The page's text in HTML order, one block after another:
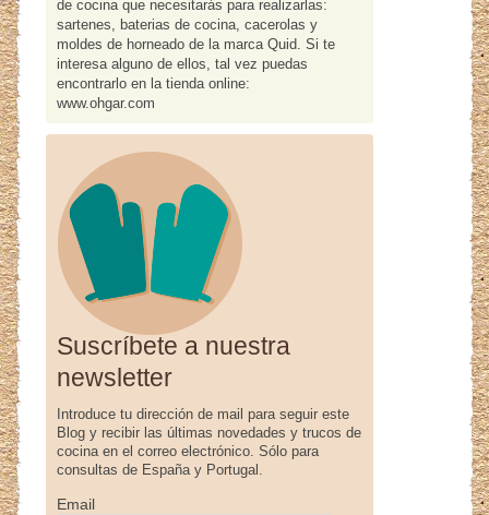
de cocina que necesitarás para realizarlas:
sartenes, baterias de cocina, cacerolas y
moldes de horneado de la marca Quid. Si te
interesa alguno de ellos, tal vez puedas
encontrarlo en la tienda online:
www.ohgar.com
Suscríbete a nuestra
newsletter
Introduce tu dirección de mail para seguir este
Blog y recibir las últimas novedades y trucos de
cocina en el correo electrónico. Sólo para
consultas de España y Portugal.
Email